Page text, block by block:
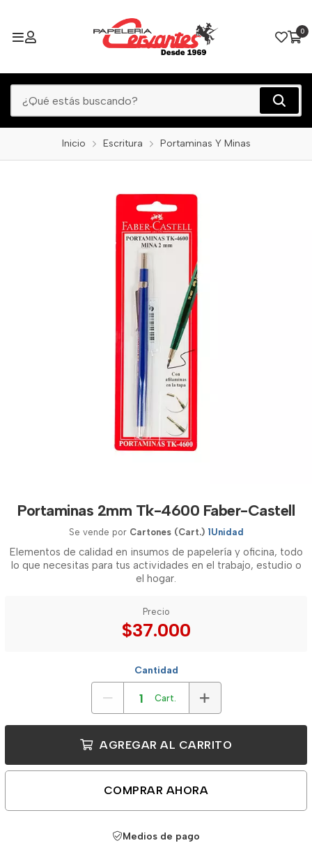
0
Inicio Escritura Portaminas Y Minas
Portaminas 2mm Tk-4600 Faber-Castell
Se vende por Cartones (Cart.) 1Unidad
Elementos de calidad en insumos de papelería y oficina, todo
lo que necesitas para tus actividades en el trabajo, estudio o
el hogar.
Precio
$37.000
Cantidad
Cart.
AGREGAR AL CARRITO
COMPRAR AHORA
Medios de pago